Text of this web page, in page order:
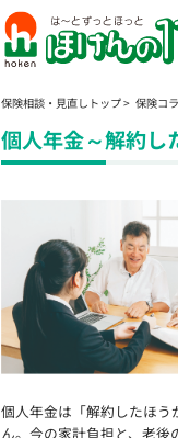
保険相談・見直しトップ 保険コ
個人年金～解約し
個人年金は「解約したほ
ん。今の家計負担と、老後